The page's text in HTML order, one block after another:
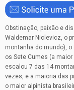
Obstinação, paixão e
Waldemar Niclevicz, o
montanha do mundo),
os Sete Cumes (a
escalou 7 das 14
vezes, e a maioria das
o maior alpinista